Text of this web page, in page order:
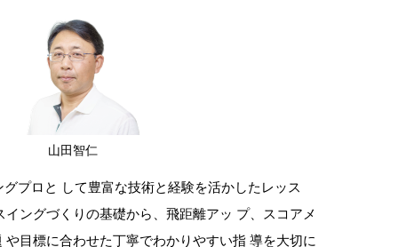
山田智仁
プロと して豊富な技術と経験を活かしたレッス
ングづくりの基礎から、飛距離アッ プ、スコアメ
目標に合わせた丁寧でわかりやすい指 導を大切に